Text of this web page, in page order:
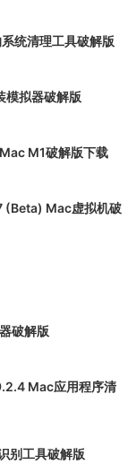
统清理工具破解版
拟器破解版
M1破解版下载
Mac虚拟机破
破解版
Mac应用程序清
别工具破解版